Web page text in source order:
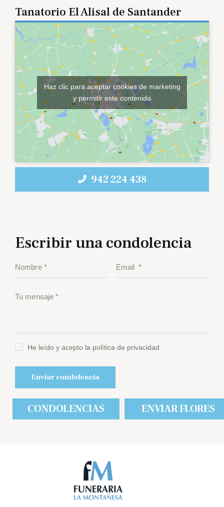
Tanatorio El Alisal de Santander
Haz clic para aceptar cookies de marketing
y permitir este contenido
942 224 438
Escribir una condolencia
He leído y acepto la política de privacidad.
CONDOLENCIAS ENVIAR FLORES